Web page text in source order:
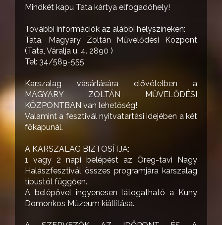
Mindkét kapu Tata kártya elfogadóhely!
További információk az alábbi helyszíneken:
Tata, Magyary Zoltán Művelődési Központ
(Tata, Váralja u. 4. 2890 )
Tel: 34/589-555
Karszalag vásárlására elővételben a
MAGYARY ZOLTÁN MŰVELŐDÉSI
KÖZPONTBAN van lehetőség!
Valamint a fesztivál nyitvatartási idejében a két
főkapunál.
A KARSZALAG BIZTOSÍTJA:
1 vagy 2 napi belépést az Öreg-tavi Nagy
Halászfesztivál összes programjára karszalag
típustól függően.
A belépővel ingyenesen látogatható a Kuny
Domonkos Múzeum kiállítása.